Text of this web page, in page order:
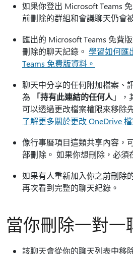
如果你登出 Microsoft Teams
前刪除的群組和會議聊天仍會
匯出的 Microsoft Teams 免費
刪除的聊天記錄。 學習如何匯
Teams 免費版資料。
聊天中分享的任何附加檔案、
為
「持有此連結的任何人 」，
可以透過更改檔案權限來移除
了解更多關於更改 OneDrive
像行事曆項目這類共享內容，
部刪除。 如果你想刪除，必須
如果有人重新加入你之前刪除
再次看到完整的聊天紀錄。
當你刪除一對一
該聊天會從你的聊天列表中移